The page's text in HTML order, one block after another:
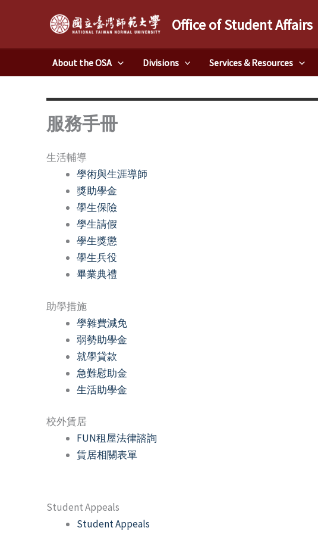
Office of Student Affairs
About the OSA Divisions Services & Resources
服務手冊
生活輔導
學術與生涯導師
獎助學金
學生保險
學生請假
學生獎懲
學生兵役
畢業典禮
助學措施
學雜費減免
弱勢助學金
就學貸款
急難慰助金
生活助學金
校外賃居
FUN租屋法律諮詢
賃居相關表單
Student Appeals
Student Appeals